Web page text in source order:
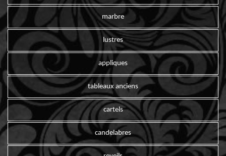
marbre
lustres
appliques
tableaux anciens
cartels
candelabres